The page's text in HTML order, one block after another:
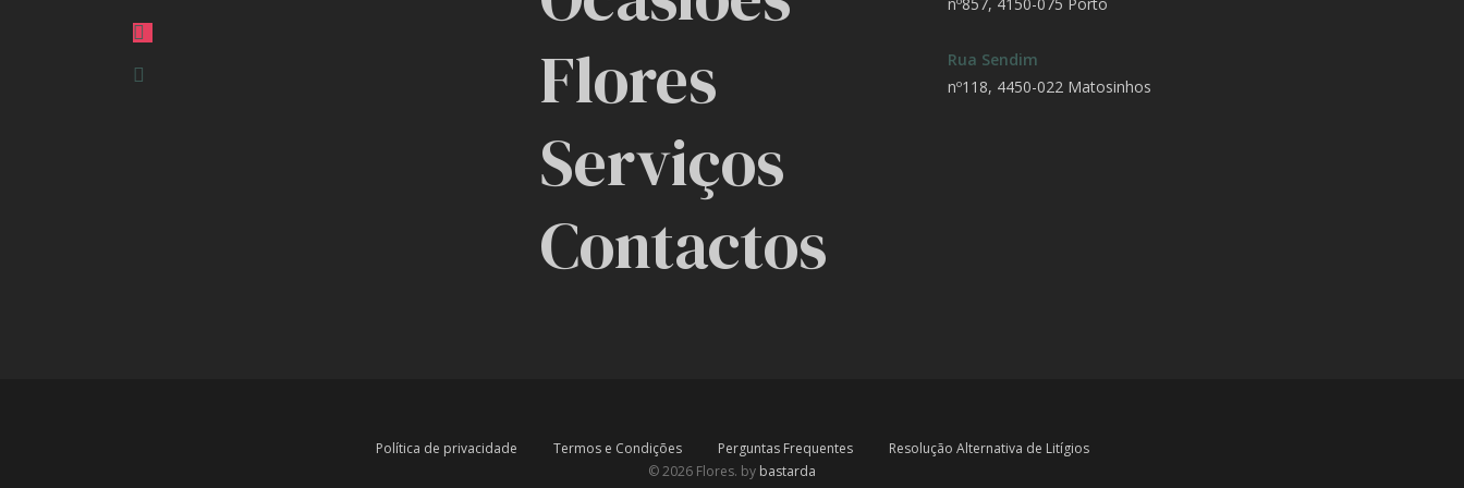
instagram
mobile
Flores
Serviços
Contactos
Rua Sendim
nº118, 4450-022 Matosinhos
Política de privacidade Termos e Condições Perguntas Frequentes
Resolução Alternativa de Litígios
© 2026 Flores. by bastarda